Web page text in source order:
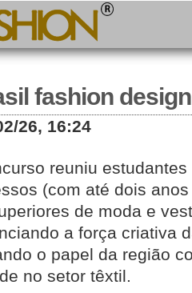
fashion
26, 16:24
reuniu
(com até dois
de moda e
a força criativa
o papel da região
no setor têxtil.